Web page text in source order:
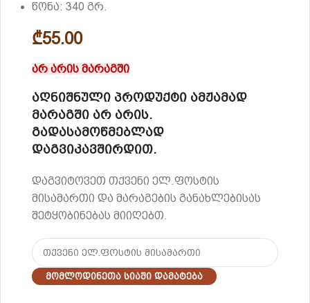
წონა: 340 გრ.
₾55.00
არ არის მარაგში
აღნიშნული პროდუქტი ამჟამად
მარაგში არ არის.
გადასამოწმებლად
დაგვიკავშირდით.
დაგვიტოვეთ თქვენი ელ.ფოსტის
მისამართი და მარაგების განახლებისას
შეტყობინებას მიიღებთ.
Მომლოდინეთა Სიაში Დამატება